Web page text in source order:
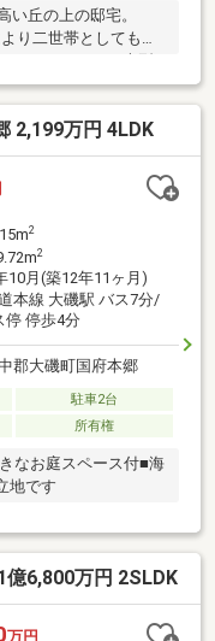
丘の上の邸宅。
り二世帯としてもお
ーム・浴室2か所・ロ
る)■約18.37帖のリビ
上れるロフト付き。
ション良好です。■海
山公園など自然に恵
ったりと暮らせる豊
2,199万円 4LDK
2
2
10月(築12年11ヶ月)
本線 大磯駅 バス7分/
停 停歩4分
郡大磯町国府本郷
駐車2台
所有権
なお庭スペース付■海
地です
6,800万円 2SLDK
万円